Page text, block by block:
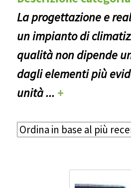
La progettazione e
un impianto di
qualità non dipende
dagli elementi più
unità... +